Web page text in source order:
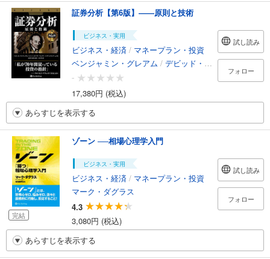
証券分析【第6版】――原則と技術
ビジネス・実用
ビジネス・経済 / マネープラン・投資
ベンジャミン・グレアム / デビッド・L・ドッド /セス
-
17,380円 (税込)
試し読み
フォロー
あらすじを表示する
完結
ゾーン ──相場心理学入門
ビジネス・実用
ビジネス・経済 / マネープラン・投資
マーク・ダグラス
4.3
3,080円 (税込)
試し読み
フォロー
あらすじを表示する